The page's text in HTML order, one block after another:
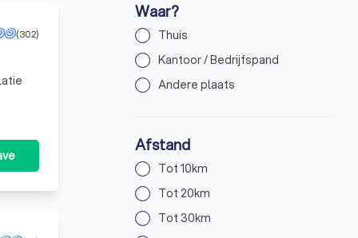
(302)
Waar?
Thuis
Kantoor / Bedrijfspand
Andere plaats
Afstand
Tot 10km
Tot 20km
Tot 30km